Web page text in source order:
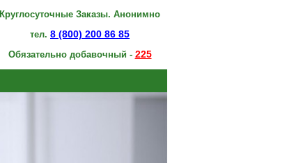
Круглосуточные Заказы. Анонимно
тел. 8 (800) 200 86 85
Обязательно добавочный - 225